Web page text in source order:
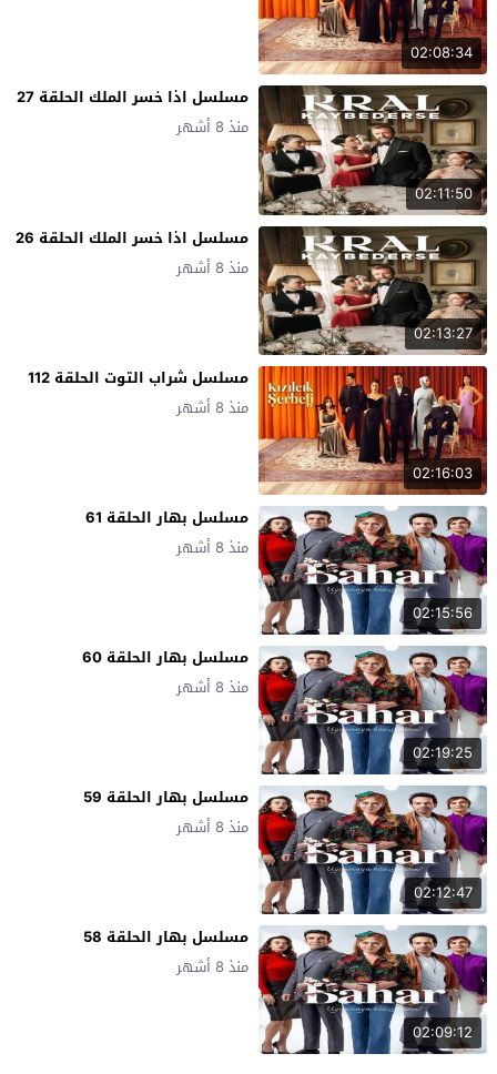
02:08:34
02:11:50
مسلسل اذا خسر الملك الحلقة 27
منذ 8 أشهر
02:13:27
مسلسل اذا خسر الملك الحلقة 26
منذ 8 أشهر
02:16:03
مسلسل شراب التوت الحلقة 112
منذ 8 أشهر
02:15:56
مسلسل بهار الحلقة 61
منذ 8 أشهر
02:19:25
مسلسل بهار الحلقة 60
منذ 8 أشهر
02:12:47
مسلسل بهار الحلقة 59
منذ 8 أشهر
02:09:12
مسلسل بهار الحلقة 58
منذ 8 أشهر